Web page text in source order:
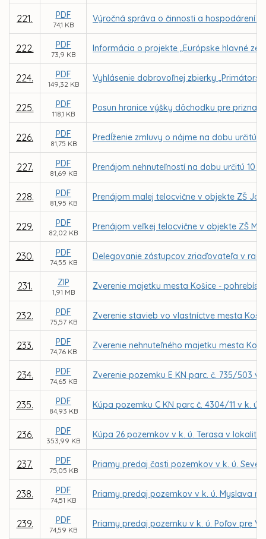
221. PDF
74,1 KB
Výročná správa o činnosti a hospodárení
222. PDF
73,9 KB
Informácia o projekte „Európske hlavné
224. PDF
149,32 KB
Vyhlásenie dobrovoľnej zbierky
225. PDF
118,1 KB
Posun hranice výšky dôchodku pre
226. PDF
81,75 KB
Predĺženie zmluvy o nájme na dobu určitú
227. PDF
81,69 KB
Prenájom nehnuteľností na dobu určitú 10
228. PDF
81,95 KB
Prenájom malej telocvične v objekte ZŠ
229. PDF
82,02 KB
Prenájom veľkej telocvične v objekte ZŠ
230. PDF
74,55 KB
Delegovanie zástupcov zriaďovateľa v
231. ZIP
1,91 MB
Zverenie majetku mesta Košice -
232. PDF
75,57 KB
Zverenie stavieb vo vlastníctve mesta
233. PDF
74,76 KB
Zverenie nehnuteľného majetku mesta
234. PDF
74,65 KB
Zverenie pozemku E KN parc. č. 735/503 v
235. PDF
84,93 KB
Kúpa pozemku C KN parc č. 4304/11 v k.
236. PDF
353,99 KB
Kúpa 26 pozemkov v k. ú. Terasa v
237. PDF
75,05 KB
Priamy predaj časti pozemkov v k. ú.
238. PDF
74,51 KB
Priamy predaj pozemkov v k. ú. Myslava
239. PDF
74,59 KB
Priamy predaj pozemku v k. ú. Poľov pre